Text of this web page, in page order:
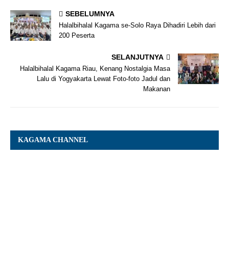
SEBELUMNYA
Halalbihalal Kagama se-Solo Raya Dihadiri Lebih dari
200 Peserta
SELANJUTNYA
Halalbihalal Kagama Riau, Kenang Nostalgia Masa
Lalu di Yogyakarta Lewat Foto-foto Jadul dan
Makanan
KAGAMA CHANNEL